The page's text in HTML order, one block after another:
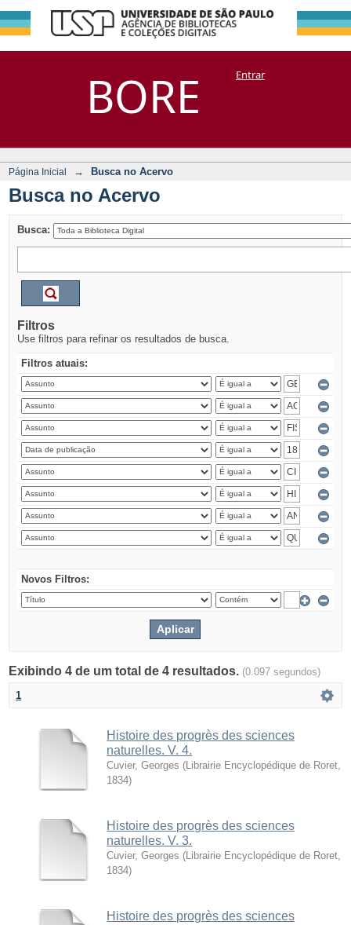
BORE
Busca no Acervo
DSpace/Manakin + CoriscoEntrar
Página Inicial → Busca no Acervo
Busca no Acervo
Busca:
Filtros
Use filtros para refinar os resultados de busca.
Filtros atuais:
Novos Filtros:
Exibindo 4 de um total de 4 resultados. (0.097 segundos)
1
Histoire des progrès des sciences
naturelles. V. 4.
Cuvier, Georges ( Librairie Encyclopédique de Roret
1834)
Histoire des progrès des sciences
naturelles. V. 3.
Cuvier, Georges ( Librairie Encyclopédique de Roret
1834)
Histoire des progrès des sciences